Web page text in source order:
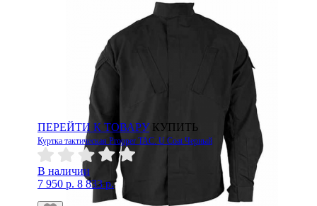
ПЕРЕЙТИ К ТОВАРУ КУПИТЬ
Куртка тактическая Propper TAC. U Coat Черный
В наличии
7 950 р. 8 833 р.